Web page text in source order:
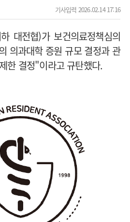
기사입력 2026.02.14 17:16
대전협)가 보건의료정책심의
의과대학 증원 규모 결정과 관
한 결정"이라고 규탄했다.